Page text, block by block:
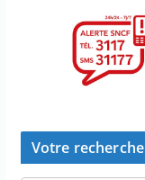
Votre recherche